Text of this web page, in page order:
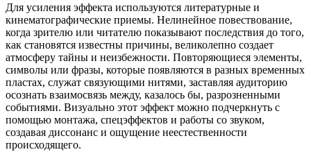
Для усиления эффекта используются литературные и
кинематографические приемы. Нелинейное повествование,
когда зрителю или читателю показывают последствия до того,
как становятся известны причины, великолепно создает
атмосферу тайны и неизбежности. Повторяющиеся элементы,
символы или фразы, которые появляются в разных временных
пластах, служат связующими нитями, заставляя аудиторию
осознать взаимосвязь между, казалось бы, разрозненными
событиями. Визуально этот эффект можно подчеркнуть с
помощью монтажа, спецэффектов и работы со звуком,
создавая диссонанс и ощущение неестественности
происходящего.